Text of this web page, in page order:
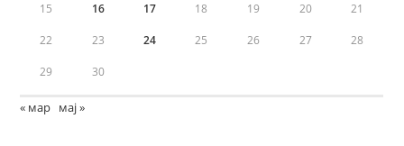
15 16 17 18 19 20 21
22 23 24 25 26 27 28
29 30
« мар мај »